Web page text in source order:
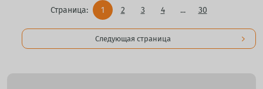
Страница: 1 2 3 4 ... 30
Следующая страница